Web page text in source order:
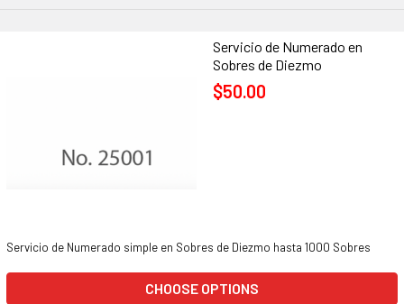
Servicio de Numerado en
Sobres de Diezmo
$50.00
Servicio de Numerado simple en Sobres de Diezmo hasta 1000 Sobres
CHOOSE OPTIONS